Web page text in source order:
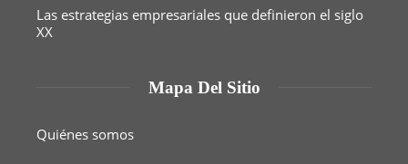
Las estrategias empresariales que definieron el siglo
XX
Mapa Del Sitio
Quiénes somos